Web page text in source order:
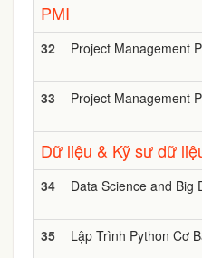
PMI
32 Project Management
33 Project Management
Dữ liệu & Kỹ sư dữ
34 Data Science and Big
35 Lập Trình Python Cơ